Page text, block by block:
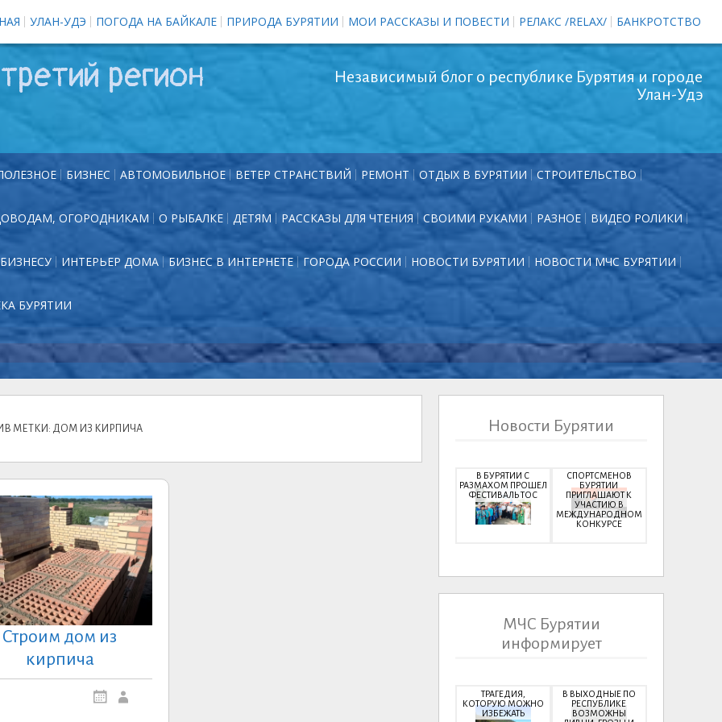
УЛАН-УДЭ ПОГОДА НА БАЙКАЛЕ ПРИРОДА БУРЯТИИ МОИ РАССКАЗЫ И ПОВЕСТИ РЕЛАКС /RELAX/ БАНКРОТСТВО
регион
Независимый блог о республике Бурятия и городе
Улан-Удэ
БИЗНЕС АВТОМОБИЛЬНОЕ ВЕТЕР СТРАНСТВИЙ РЕМОНТ ОТДЫХ В БУРЯТИИ СТРОИТЕЛЬСТВО
ОГОРОДНИКАМ О РЫБАЛКЕ ДЕТЯМ РАССКАЗЫ ДЛЯ ЧТЕНИЯ СВОИМИ РУКАМИ РАЗНОЕ ВИДЕО РОЛИКИ
БИЗНЕСУ ИНТЕРЬЕР ДОМА БИЗНЕС В ИНТЕРНЕТЕ ГОРОДА РОССИИ НОВОСТИ БУРЯТИИ НОВОСТИ МЧС БУРЯТИИ
БУРЯТИИ
МЕТКИ: ДОМ ИЗ КИРПИЧА
Строим дом из
кирпича
Новости Бурятии
В БУРЯТИИ С
РАЗМАХОМ ПРОШЕЛ
ФЕСТИВАЛЬ ТОС
СПОРТСМЕНОВ
БУРЯТИИ
ПРИГЛАШАЮТ К
УЧАСТИЮ В
МЕЖДУНАРОДНОМ
КОНКУРСЕ
МЧС Бурятии
информирует
ТРАГЕДИЯ,
КОТОРУЮ МОЖНО
ИЗБЕЖАТЬ
В ВЫХОДНЫЕ ПО
РЕСПУБЛИКЕ
ВОЗМОЖНЫ